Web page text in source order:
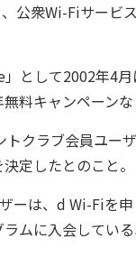
公衆Wi-Fiサービ
として2002年4
料キャンペーンな
クラブ会員ユー
定したとのこと。
は、d Wi-Fiを申
ムに入会してい